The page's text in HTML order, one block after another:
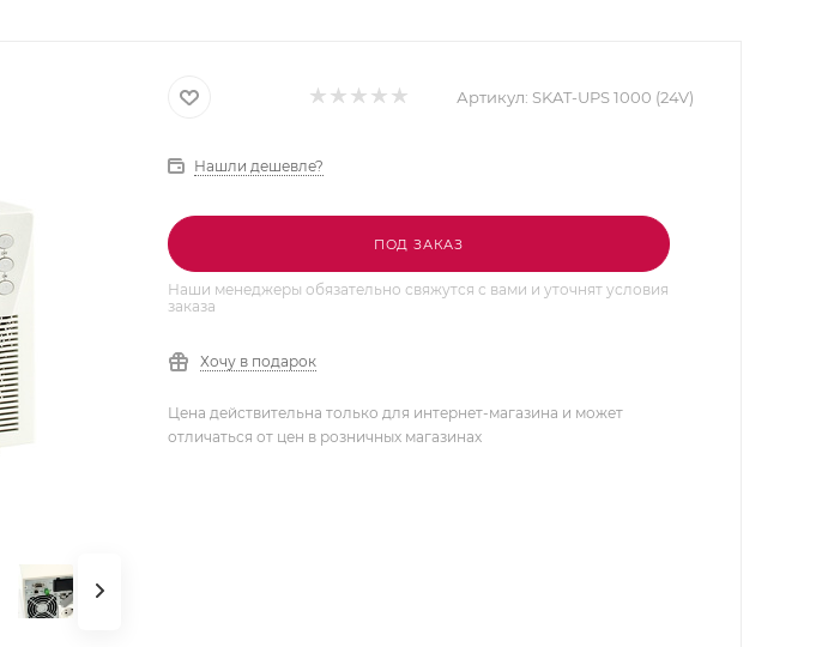
Артикул: SKAT-UPS 1000 (24V)
Нашли дешевле?
ПОД ЗАКАЗ
Наши менеджеры обязательно свяжутся с вами и уточнят условия
заказа
Хочу в подарок
Цена действительна только для интернет-магазина и может
отличаться от цен в розничных магазинах